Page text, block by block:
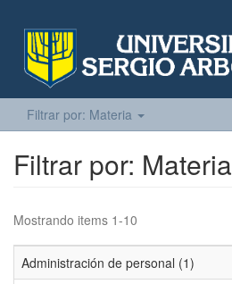
Filtrar por: Materia
Filtrar por: Materia
Mostrando items 1-10
Administración de personal (1)